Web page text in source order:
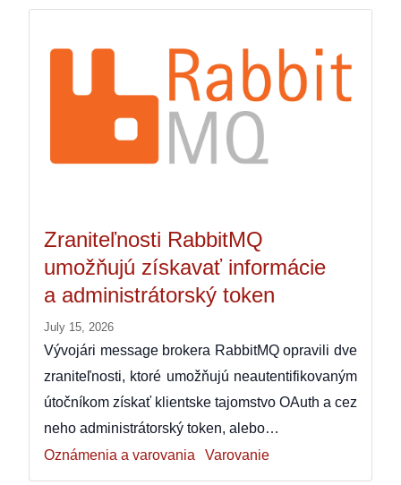
Zraniteľnosti RabbitMQ
umožňujú získavať informácie
a administrátorský token
July 15, 2026
Vývojári message brokera RabbitMQ opravili dve
zraniteľnosti, ktoré umožňujú neautentifikovaným
útočníkom získať klientske tajomstvo OAuth a cez
neho administrátorský token, alebo…
Oznámenia a varovania
Varovanie